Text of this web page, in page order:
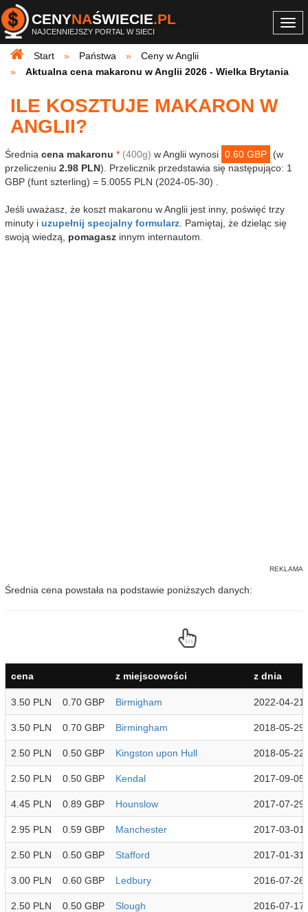
CENYNAŚWIECIE.PL
NAJCENNIEJSZY PORTAL W SIECI
Start
Państwa
Ceny w Anglii
Aktualna cena makaronu w Anglii 2026 - Wielka Brytania
ILE KOSZTUJE MAKARON W
ANGLII?
Średnia cena makaronu * (400g) w Anglii wynosi 0.60 GBP
(w
przeliczeniu 2.98 PLN). Przelicznik przedstawia się następująco: 1
GBP (funt szterling) = 5.0055 PLN (2024-05-30) .
Jeśli uważasz, że koszt makaronu w Anglii jest inny, poświęć trzy
minuty i uzupełnij specjalny formularz . Pamiętaj, że dzieląc się
swoją wiedzą, pomagasz innym internautom.
Średnia cena powstała na podstawie poniższych danych:
cena z miejscowości z dnia
3.50 PLN 0.70 GBP Birmigham 2022-04-21
3.50 PLN 0.70 GBP Birmingham 2018-05-29
2.50 PLN 0.50 GBP Kingston upon Hull 2018-05-22
2.50 PLN 0.50 GBP Kendal 2017-09-05
4.45 PLN 0.89 GBP Hounslow 2017-07-29
2.95 PLN 0.59 GBP Manchester 2017-03-01
2.50 PLN 0.50 GBP Stafford 2017-01-31
3.00 PLN 0.60 GBP Ledbury 2016-07-26
2.50 PLN 0.50 GBP Slough 2016-07-17